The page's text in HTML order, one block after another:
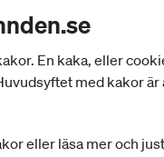
: Hot och
Det är viktigt att
Och gör det
En kaka, eller
med kakor
eller läsa mer och